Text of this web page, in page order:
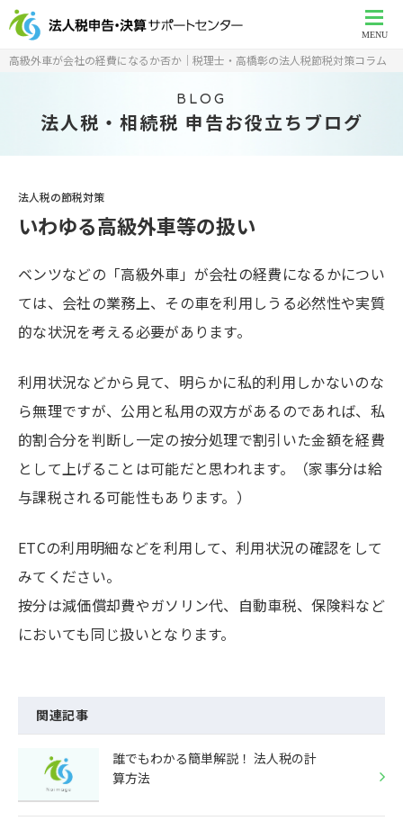
MENU
高級外車が会社の経費になるか否か│税理士・高橋彰の法人税節税対策コラム
BLOG
法人税・相続税 申告お役立ちブログ
法人税の節税対策
いわゆる高級外車等の扱い
ベンツなどの「高級外車」が会社の経費になるかについ
ては、会社の業務上、その車を利用しうる必然性や実質
的な状況を考える必要があります。
利用状況などから見て、明らかに私的利用しかないのな
ら無理ですが、公用と私用の双方があるのであれば、私
的割合分を判断し一定の按分処理で割引いた金額を経費
として上げることは可能だと思われます。（家事分は給
与課税される可能性もあります。）
ETCの利用明細などを利用して、利用状況の確認をして
みてください。
按分は減価償却費やガソリン代、自動車税、保険料など
においても同じ扱いとなります。
関連記事
誰でもわかる簡単解説！ 法人税の計
算方法